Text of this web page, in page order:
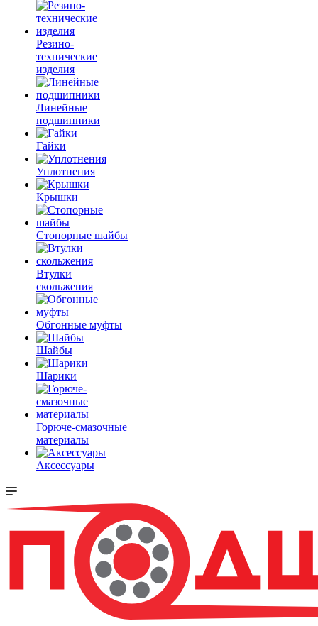
Резино-
технические
изделия
Линейные
подшипники
Гайки
Уплотнения
Крышки
Стопорные шайбы
Втулки
скольжения
Обгонные муфты
Шайбы
Шарики
Горюче-смазочные
материалы
Аксессуары